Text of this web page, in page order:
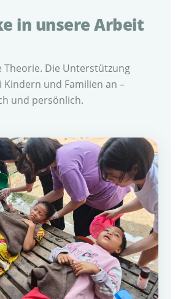
in unsere Arbeit
Theorie. Die Unterstützung
und Familien an –
und persönlich.